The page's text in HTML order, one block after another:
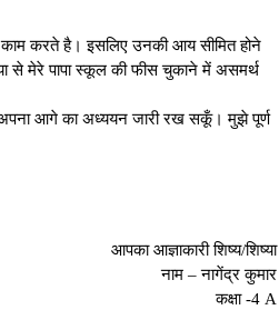
काम करते है। इसलिए उनकी आय सीमित होने
से मेरे पापा स्कूल की फीस चुकाने में असमर्थ
आगे का अध्ययन जारी रख सकूँ। मुझे पूर्ण
आपका आज्ञाकारी शिष्य/शिष्या
नाम – नागेंद्र कुमार
कक्षा -4 A